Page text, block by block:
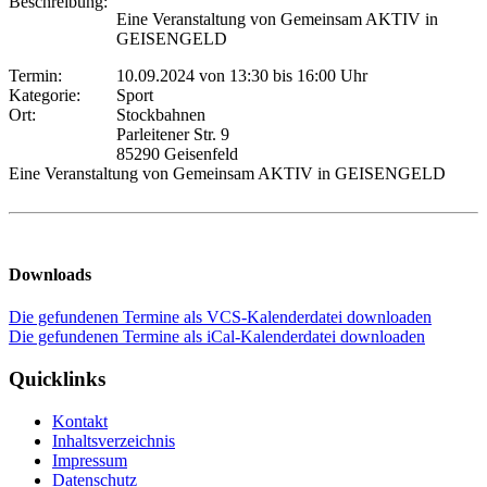
Eine Veranstaltung von Gemeinsam AKTIV in
GEISENGELD
Termin:
10.09.2024 von 13:30 bis 16:00 Uhr
Kategorie:
Sport
Ort:
Stockbahnen
Parleitener Str. 9
85290 Geisenfeld
Eine Veranstaltung von Gemeinsam AKTIV in GEISENGELD
Downloads
Die gefundenen Termine als VCS-Kalenderdatei downloaden
Die gefundenen Termine als iCal-Kalenderdatei downloaden
Quicklinks
Kontakt
Inhaltsverzeichnis
Impressum
Datenschutz